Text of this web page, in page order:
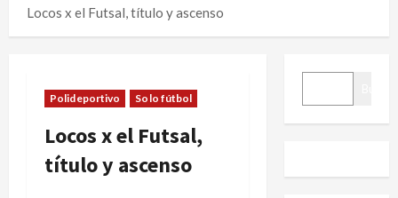
Locos x el Futsal, título y ascenso
Polideportivo Solo fútbol
Locos x el Futsal,
título y ascenso